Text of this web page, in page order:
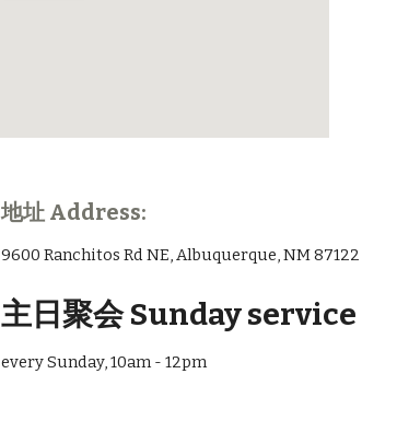
地址 Address:
9600 Ranchitos Rd NE, Albuquerque, NM 87122
主日聚会 Sunday service
every Sunday, 10am - 12pm